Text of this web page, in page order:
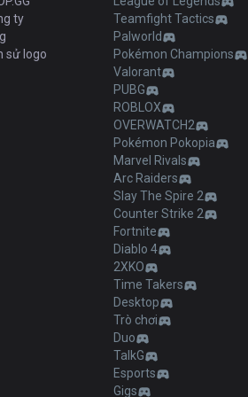
ty
sử logo
Teamfight Tactics
Palworld
Pokémon Champions
Valorant
PUBG
ROBLOX
OVERWATCH2
Pokémon Pokopia
Marvel Rivals
Arc Raiders
Slay The Spire 2
Counter Strike 2
Fortnite
Diablo 4
2XKO
Time Takers
Desktop
Trò chơi
Duo
TalkG
Esports
Gigs